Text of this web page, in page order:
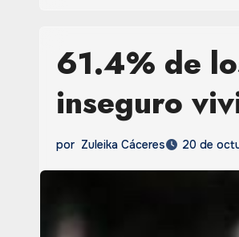
61.4% de
inseguro
por Zuleika Cáceres 20 de